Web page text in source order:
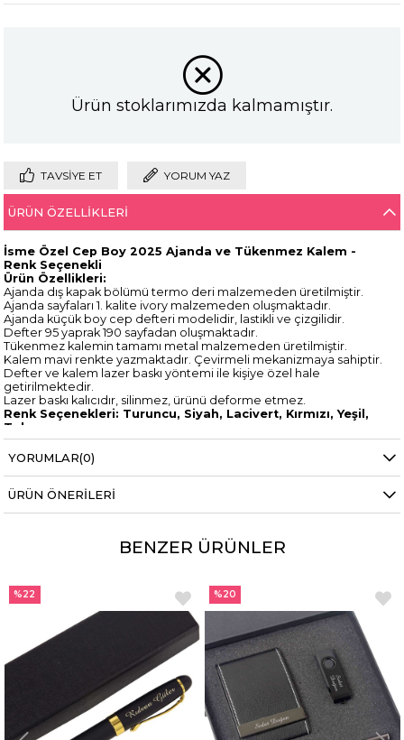
Ürün stoklarımızda kalmamıştır.
TAVSIYE ET YORUM YAZ
ÜRÜN ÖZELLIKLERI
İsme Özel Cep Boy 2025 Ajanda ve Tükenmez Kalem -
Renk Seçenekli
Ürün Özellikleri:
Ajanda dış kapak bölümü termo deri malzemeden üretilmiştir.
Ajanda sayfaları 1. kalite ivory malzemeden oluşmaktadır.
Ajanda küçük boy cep defteri modelidir, lastikli ve çizgilidir.
Defter 95 yaprak 190 sayfadan oluşmaktadır.
Tükenmez kalemin tamamı metal malzemeden üretilmiştir.
Kalem mavi renkte yazmaktadır. Çevirmeli mekanizmaya sahiptir.
Defter ve kalem lazer baskı yöntemi ile kişiye özel hale
getirilmektedir.
Lazer baskı kalıcıdır, silinmez, ürünü deforme etmez.
Renk Seçenekleri: Turuncu, Siyah, Lacivert, Kırmızı, Yeşil,
Taba
Ürün Ebatları:
Yükseklik : 15 cm
Genişlik : 9 cm
Paket İçeriği:
1 Adet İsme Özel 2025 Cep Boy Ajanda
YORUMLAR(0)
ÜRÜN ÖNERILERI
BENZER ÜRÜNLER